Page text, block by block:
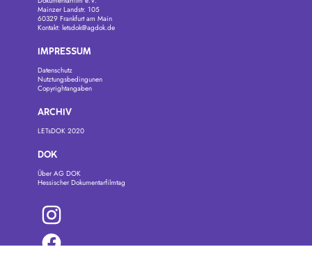
Mainzer Landstr. 105
60329 Frankfurt am Main
Kontakt: letsdok@agdok.de
IMPRESSUM
Datenschutz
Nutztungsbedingunen
Copyrightangaben
ARCHIV
LETsDOK 2020
DOK
Über AG DOK
Hessischer Dokumentarfilmtag